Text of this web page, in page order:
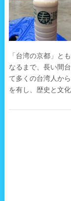
「台湾の京都」と
なるまで、長い間
て多くの台湾人か
を有し、歴史と文